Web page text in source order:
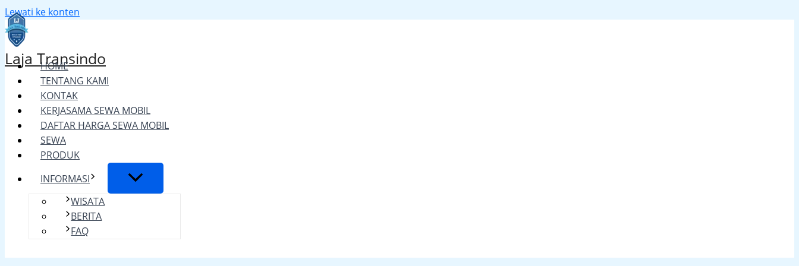
Lewati ke konten
Laja Transindo
HOME
TENTANG KAMI
KONTAK
KERJASAMA SEWA MOBIL
DAFTAR HARGA SEWA MOBIL
SEWA
PRODUK
INFORMASI
WISATA
BERITA
FAQ